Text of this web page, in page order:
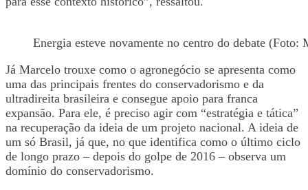
Energia esteve novamente no centro do debate (Foto:
Já Marcelo trouxe como o agronegócio se apresenta como
uma das principais frentes do conservadorismo e da
ultradireita brasileira e consegue apoio para franca
expansão. Para ele, é preciso agir com “estratégia e tática”
na recuperação da ideia de um projeto nacional. A ideia de
um só Brasil, já que, no que identifica como o último ciclo
de longo prazo – depois do golpe de 2016 – observa um
domínio do conservadorismo.